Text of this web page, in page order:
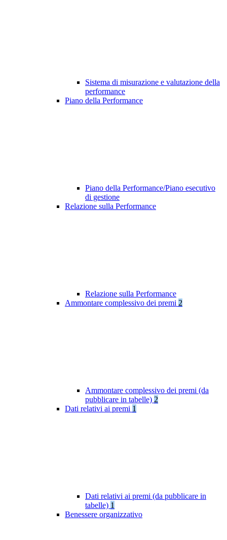
Sistema di misurazione e valutazione della
performance
Piano della Performance
Piano della Performance/Piano esecutivo
di gestione
Relazione sulla Performance
Relazione sulla Performance
Ammontare complessivo dei premi 2
Ammontare complessivo dei premi (da
pubblicare in tabelle) 2
Dati relativi ai premi 1
Dati relativi ai premi (da pubblicare in
tabelle) 1
Benessere organizzativo